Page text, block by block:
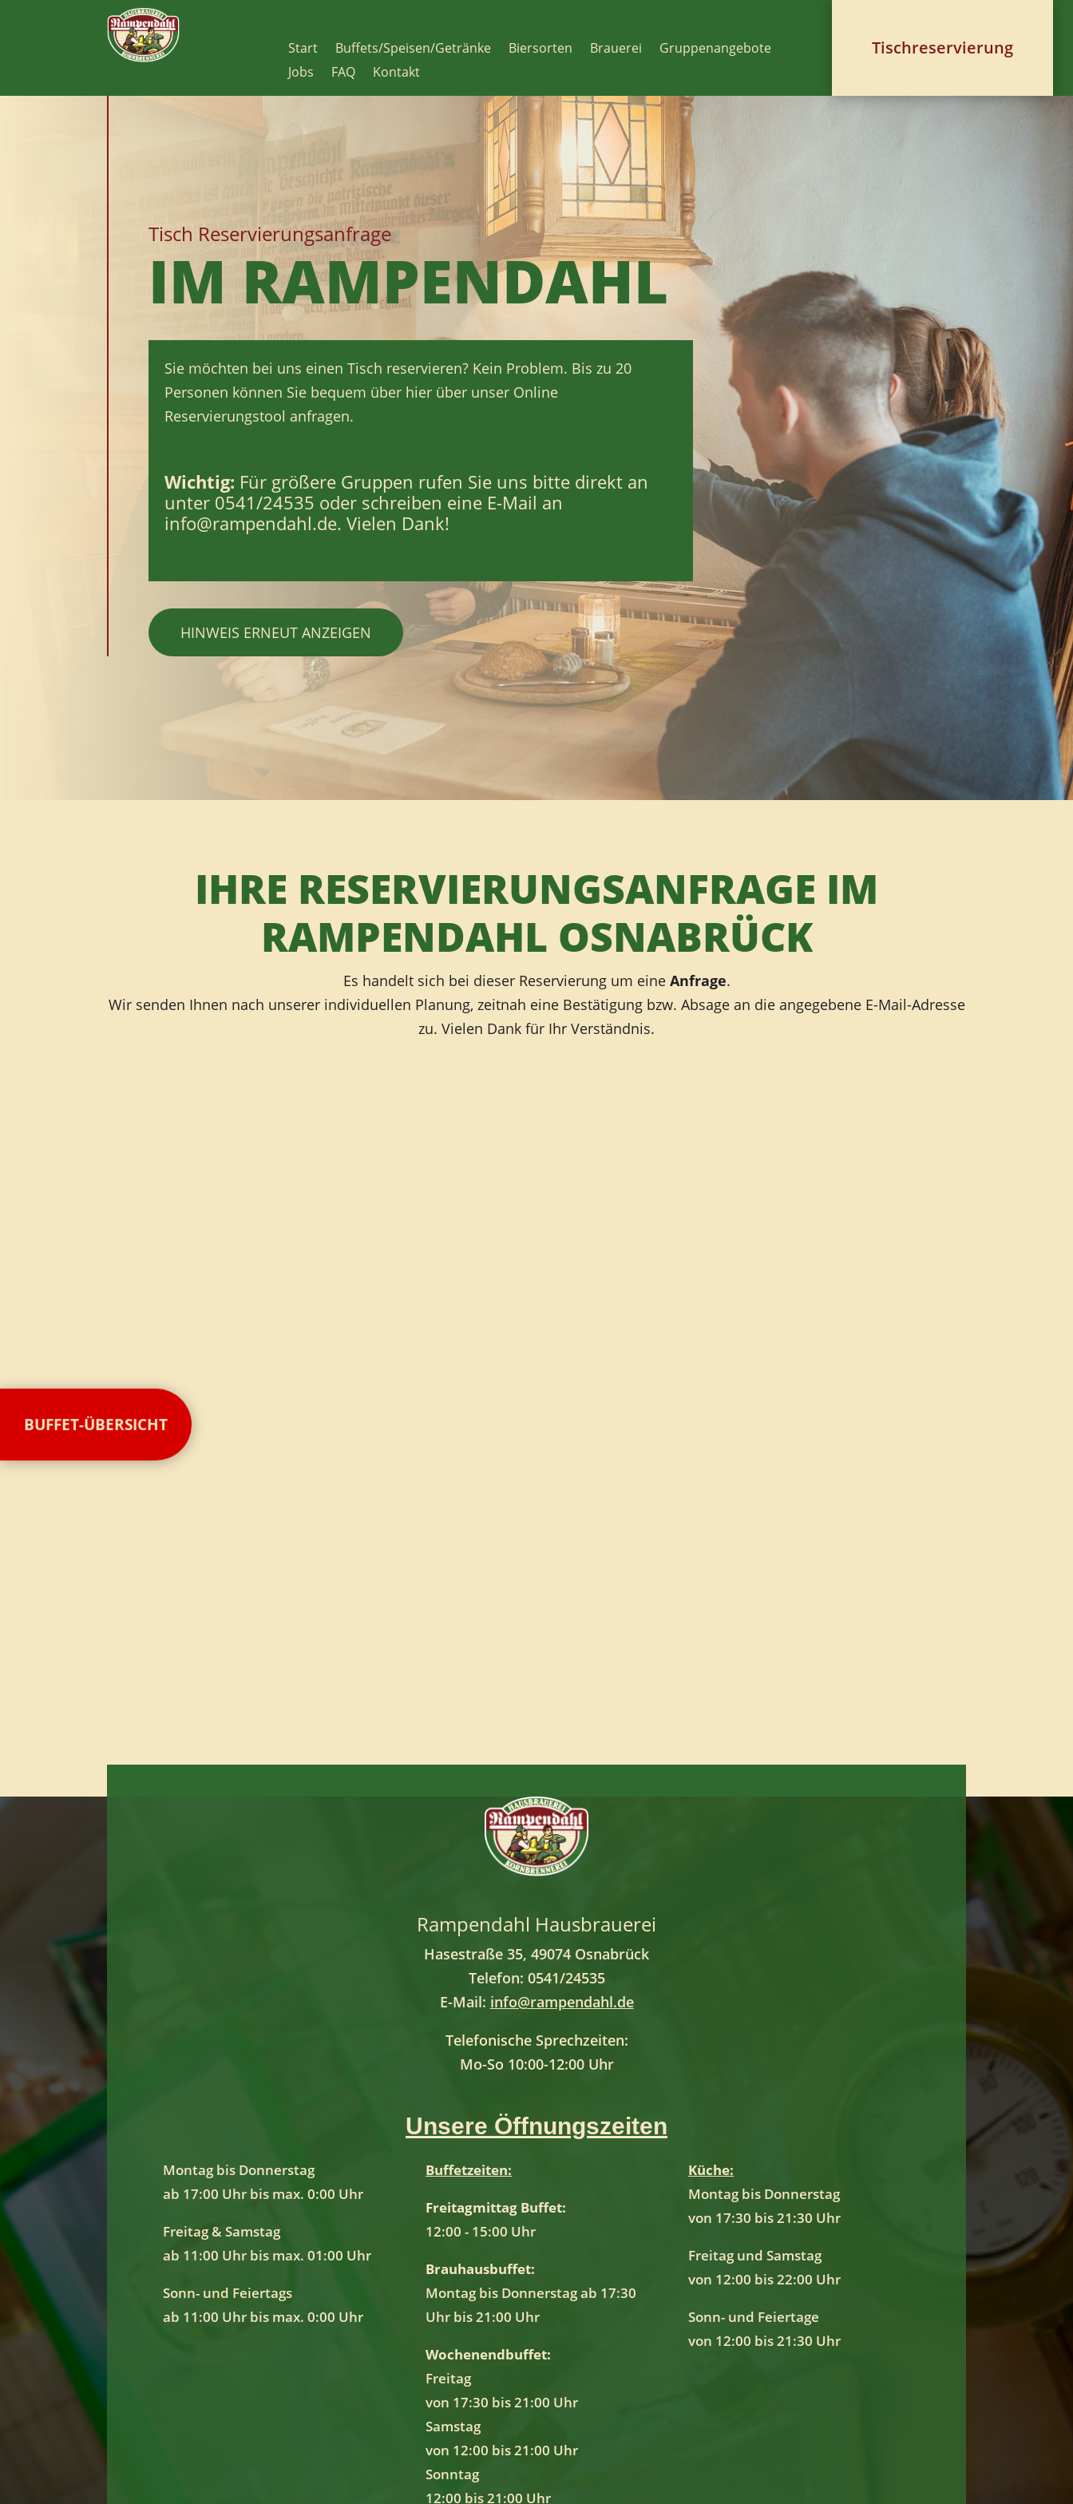
Start Buffets/Speisen/Getränke Biersorten Brauerei
Gruppenangebote
Jobs
FAQ Kontakt
Tischreservierung
BUFFET-ÜBERSICHT
Tisch Reservierungsanfrage
IM RAMPENDAHL
Sie möchten bei uns einen Tisch reservieren? Kein Problem. Bis zu 20
Personen können Sie bequem über hier über unser Online
Reservierungstool anfragen.
Wichtig: Für größere Gruppen rufen Sie uns bitte direkt an
unter 0541/24535 oder schreiben eine E-Mail an
info@rampendahl.de. Vielen Dank!
HINWEIS ERNEUT ANZEIGEN
IHRE RESERVIERUNGSANFRAGE IM
RAMPENDAHL OSNABRÜCK
Es handelt sich bei dieser Reservierung um eine Anfrage.
Wir senden Ihnen nach unserer individuellen Planung, zeitnah eine Bestätigung bzw. Absage an die angegebene E-Mail-Adresse
zu. Vielen Dank für Ihr Verständnis.
Rampendahl Hausbrauerei
Hasestraße 35, 49074 Osnabrück
Telefon: 0541/24535
E-Mail: info@rampendahl.de
Telefonische Sprechzeiten:
Mo-So 10:00-12:00 Uhr
Unsere Öffnungszeiten
Montag bis Donnerstag
ab 17:00 Uhr bis max. 0:00 Uhr
Freitag & Samstag
ab 11:00 Uhr bis max. 01:00 Uhr
Sonn- und Feiertags
ab 11:00 Uhr bis max. 0:00 Uhr
Buffetzeiten:
Freitagmittag Buffet:
12:00 - 15:00 Uhr
Brauhausbuffet:
Montag bis Donnerstag ab 17:30
Uhr bis 21:00 Uhr
Wochenendbuffet:
Freitag
von 17:30 bis 21:00 Uhr
Samstag
von 12:00 bis 21:00 Uhr
Sonntag
12:00 bis 21:00 Uhr
Küche:
Montag bis Donnerstag
von 17:30 bis 21:30 Uhr
Freitag und Samstag
von 12:00 bis 22:00 Uhr
Sonn- und Feiertage
von 12:00 bis 21:30 Uhr